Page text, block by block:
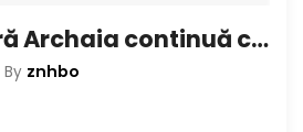
Citirea de vară Archaia continuă cu o privire despre lansarea media a lui Betty
By znhbo